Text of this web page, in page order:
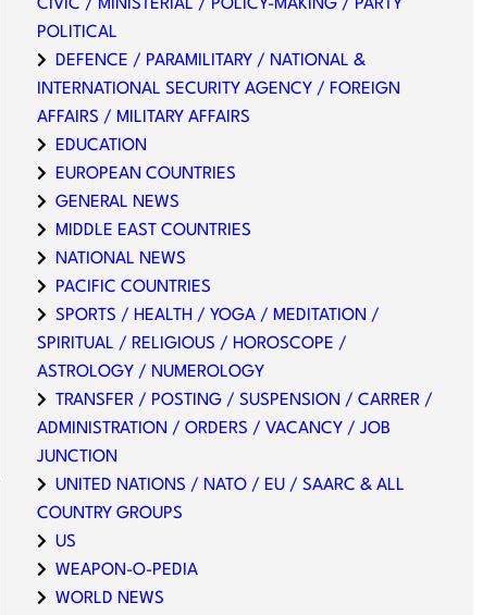
CIVIC / MINISTERIAL / POLICY-MAKING / PARTY
POLITICAL
DEFENCE / PARAMILITARY / NATIONAL &
INTERNATIONAL SECURITY AGENCY / FOREIGN
AFFAIRS / MILITARY AFFAIRS
EDUCATION
EUROPEAN COUNTRIES
GENERAL NEWS
MIDDLE EAST COUNTRIES
NATIONAL NEWS
PACIFIC COUNTRIES
SPORTS / HEALTH / YOGA / MEDITATION /
SPIRITUAL / RELIGIOUS / HOROSCOPE /
ASTROLOGY / NUMEROLOGY
TRANSFER / POSTING / SUSPENSION / CARRER /
ADMINISTRATION / ORDERS / VACANCY / JOB
JUNCTION
UNITED NATIONS / NATO / EU / SAARC & ALL
COUNTRY GROUPS
US
WEAPON-O-PEDIA
WORLD NEWS